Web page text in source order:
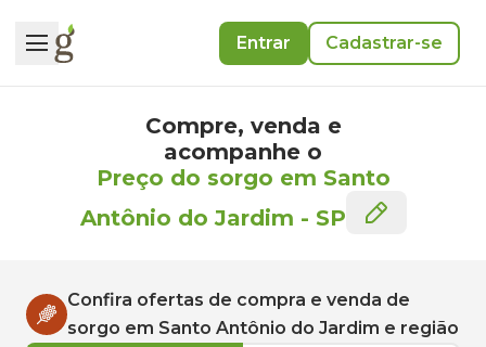
Entrar Cadastrar-se
Compre, venda e
acompanhe o
Preço do sorgo em Santo
Antônio do Jardim - SP
Confira ofertas de compra e venda de
sorgo em Santo Antônio do Jardim e região